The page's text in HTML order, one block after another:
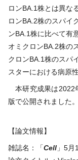
ロンBA.1株とは異な
ロンBA.2株のスパイ
ンBA.1株に比べて有
オミクロンBA.2株の
クロンBA.1株のスパ
スターにおける病原
本研究成果は2022
版で公開されました。
【論文情報】
雑誌名：「Cell 」5